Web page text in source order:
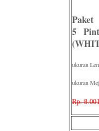
5
ukuran
ukuran
Rp.